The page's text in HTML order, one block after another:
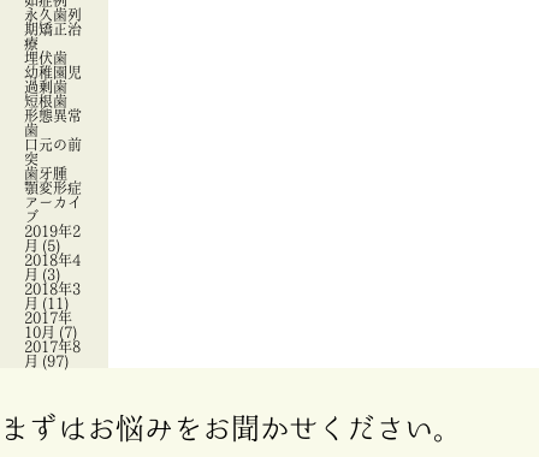
永久歯列
期矯正治
療
埋伏歯
幼稚園児
過剰歯
短根歯
形態異常
歯
口元の前
突
歯牙腫
顎変形症
アーカイ
ブ
2019年2
月 (5)
2018年4
月 (3)
2018年3
月 (11)
2017年
10月 (7)
2017年8
月 (97)
まずはお悩みをお聞かせください。